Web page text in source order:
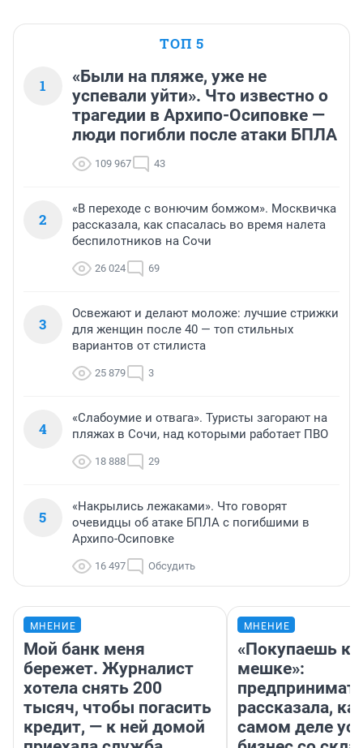
ТОП 5
1
«Были на пляже, уже не
успевали уйти». Что известно о
трагедии в Архипо-Осиповке —
люди погибли после атаки БПЛА
109 967 43
2
«В переходе с вонючим бомжом». Москвичка
рассказала, как спасалась во время налета
беспилотников на Сочи
26 024 69
3
Освежают и делают моложе: лучшие стрижки
для женщин после 40 — топ стильных
вариантов от стилиста
25 879 3
4
«Слабоумие и отвага». Туристы загорают на
пляжах в Сочи, над которыми работает ПВО
18 888 29
5
«Накрылись лежаками». Что говорят
очевидцы об атаке БПЛА с погибшими в
Архипо-Осиповке
16 497 Обсудить
МНЕНИЕ
Мой банк меня
бережет. Журналист
хотела снять 200
тысяч, чтобы погасить
кредит, — к ней домой
МНЕНИЕ
«Покупаешь
мешке»:
рассказала,
самом деле